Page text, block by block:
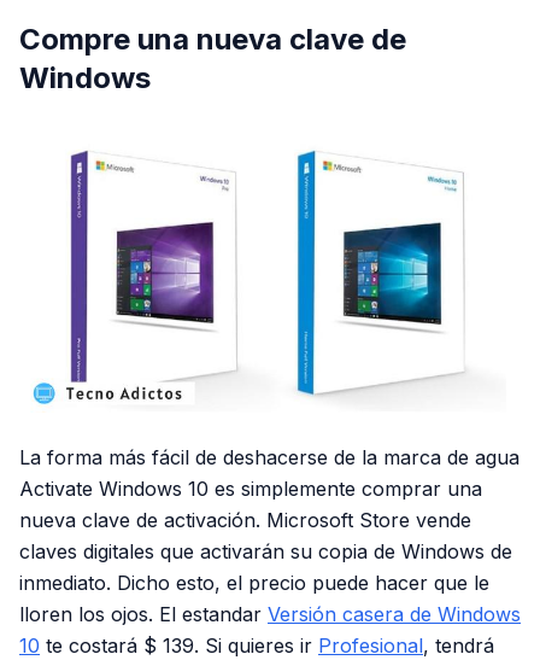
Compre una nueva clave de
Windows
La forma más fácil de deshacerse de la marca de agua
Activate Windows 10 es simplemente comprar una
nueva clave de activación. Microsoft Store vende
claves digitales que activarán su copia de Windows de
inmediato. Dicho esto, el precio puede hacer que le
lloren los ojos. El estandar Versión casera de Windows
10 te costará $ 139. Si quieres ir Profesional, tendrá